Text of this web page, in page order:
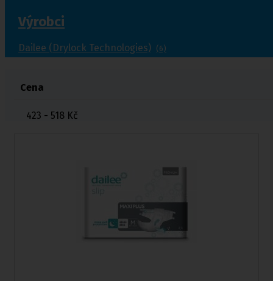
Výrobci
Dailee (Drylock Technologies) (6)
Cena
423 - 518 Kč